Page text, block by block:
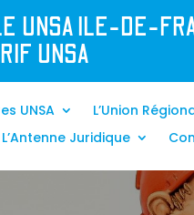
UNSA ILE-DE-
UNSA
UNSA L’Union
L’Antenne Juridique